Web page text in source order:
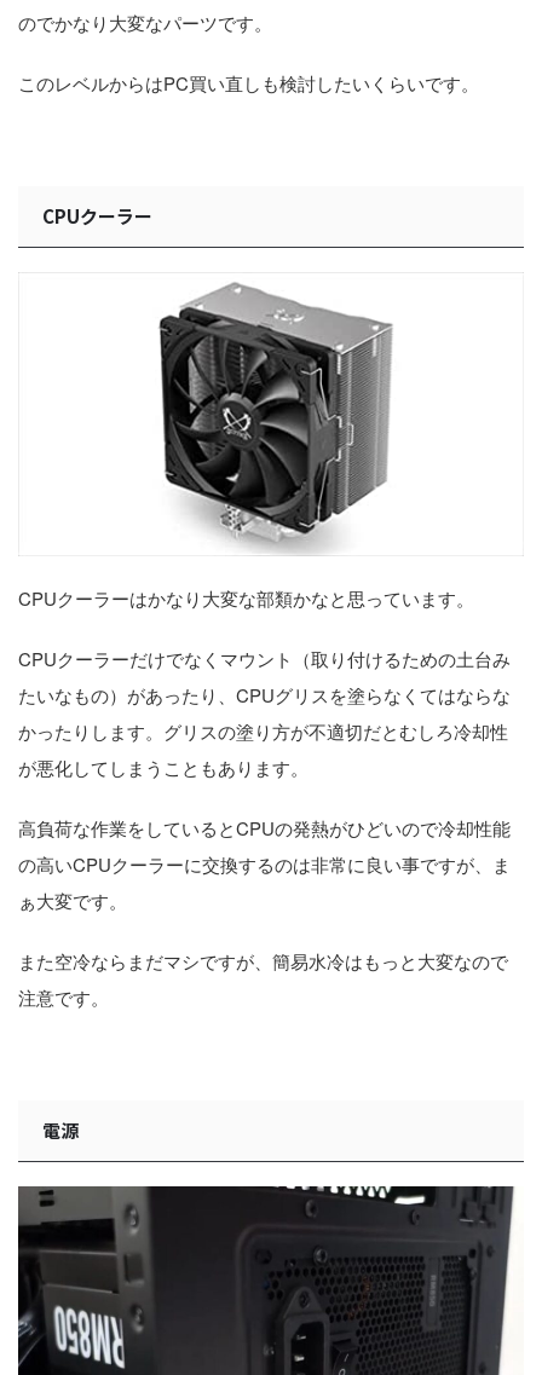
のでかなり大変なパーツです。
このレベルからはPC買い直しも検討したいくらいです。
CPUクーラー
CPUクーラーはかなり大変な部類かなと思っています。
CPUクーラーだけでなくマウント（取り付けるための土台み
たいなもの）があったり、CPUグリスを塗らなくてはならな
かったりします。グリスの塗り方が不適切だとむしろ冷却性
が悪化してしまうこともあります。
高負荷な作業をしているとCPUの発熱がひどいので冷却性能
の高いCPUクーラーに交換するのは非常に良い事ですが、ま
ぁ大変です。
また空冷ならまだマシですが、簡易水冷はもっと大変なので
注意です。
電源